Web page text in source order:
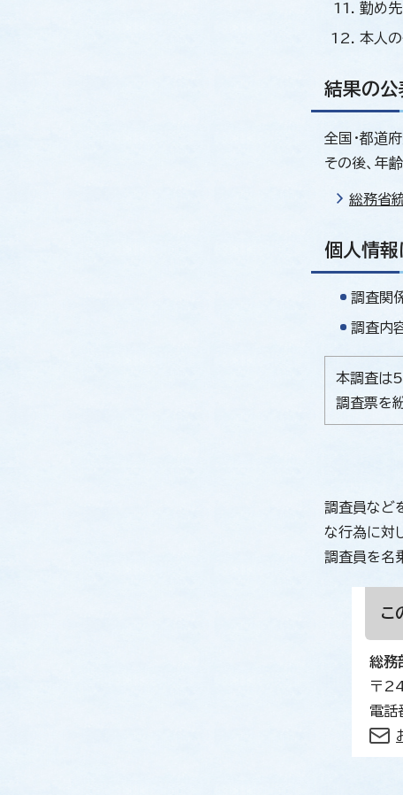
勤め
本人
結果の公
全国・都道
その後、年
総務省
個人情報
調査関
調査内
本調査は5
調査票を
調査員など
な行為に対
調査員を名
こ
総務
〒
電